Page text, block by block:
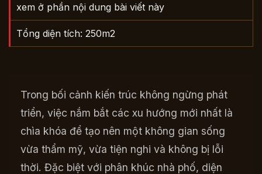
xem ở phần nội dung bài viết này
Tổng diện tích: 250m2
Trong bối cảnh kiến trúc không ngừng phát
triển, việc nắm bắt các xu hướng mới nhất là
chìa khóa để tạo nên một không gian sống
vừa thẩm mỹ, vừa tiện nghi và không bị lỗi
thời. Đặc biệt với phân khúc nhà phố, diện